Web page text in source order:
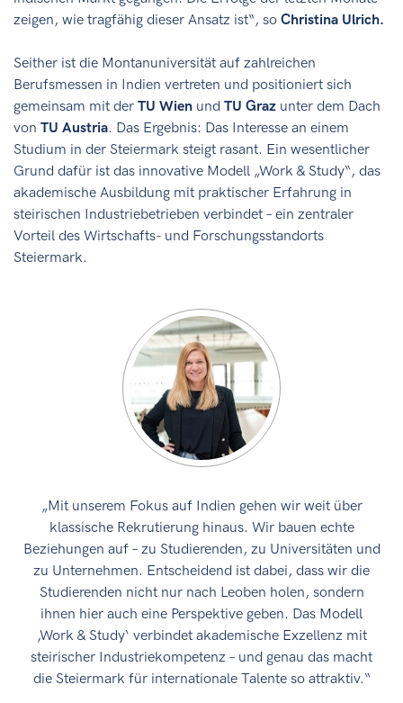
zeigen, wie tragfähig dieser Ansatz ist“, so Christina Ulrich.
Seither ist die Montanuniversität auf zahlreichen
Berufsmessen in Indien vertreten und positioniert sich
gemeinsam mit der TU Wien und TU Graz unter dem Dach
von TU Austria. Das Ergebnis: Das Interesse an einem
Studium in der Steiermark steigt rasant. Ein wesentlicher
Grund dafür ist das innovative Modell „Work & Study“, das
akademische Ausbildung mit praktischer Erfahrung in
steirischen Industriebetrieben verbindet – ein zentraler
Vorteil des Wirtschafts- und Forschungsstandorts
Steiermark.
„Mit unserem Fokus auf Indien gehen wir weit über
klassische Rekrutierung hinaus. Wir bauen echte
Beziehungen auf – zu Studierenden, zu Universitäten und
zu Unternehmen. Entscheidend ist dabei, dass wir die
Studierenden nicht nur nach Leoben holen, sondern
ihnen hier auch eine Perspektive geben. Das Modell
‚Work & Study‘ verbindet akademische Exzellenz mit
steirischer Industriekompetenz – und genau das macht
die Steiermark für internationale Talente so attraktiv.“